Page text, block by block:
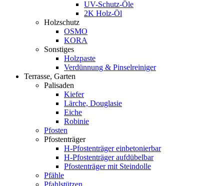
UV-Schutz-Öle
2K Holz-Öl
Holzschutz
OSMO
KORA
Sonstiges
Holzpaste
Verdünnung & Pinselreiniger
Terrasse, Garten
Palisaden
Kiefer
Lärche, Douglasie
Eiche
Robinie
Pfosten
Pfostenträger
H-Pfostenträger einbetonierbar
H-Pfostenträger aufdübelbar
Pfostenträger mit Steindolle
Pfähle
Pfahlstützen